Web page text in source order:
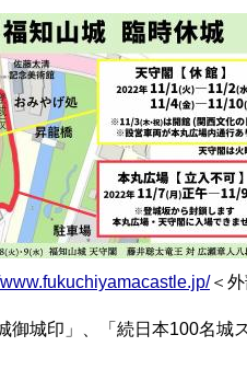
＜
御城印」、「続日本100名城